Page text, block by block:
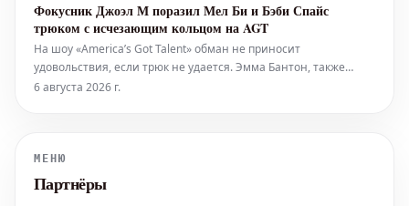
уникальный сорт. В разных культурах простой акт распития
пинты в мест
Фокусник Джоэл М поразил Мел Би и Бэби Спайс
трюком с исчезающим кольцом на AGT
На шоу «America’s Got Talent» обман не приносит
удовольствия, если трюк не удается. Эмма Бантон, также
известная как Бэби Спайс из Spice Girls, познала эту истину во
6 августа 2026 г.
МЕНЮ
Партнёры